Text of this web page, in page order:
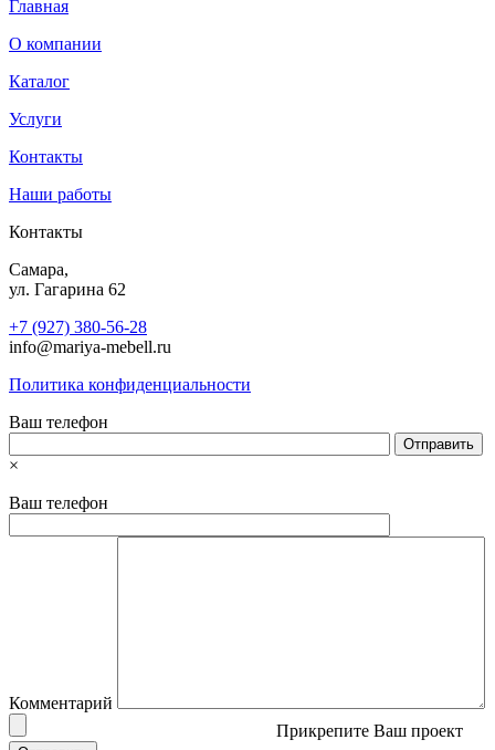
Главная
О компании
Каталог
Услуги
Контакты
Наши работы
Контакты
Самара,
ул. Гагарина 62
+7 (927) 380-56-28
info@mariya-mebell.ru
Политика конфиденциальности
Ваш телефон
×
Ваш телефон
Комментарий
Прикрепите Ваш проект